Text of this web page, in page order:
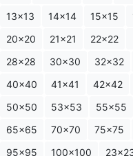
13x13
14x14 15x15
20x20
21x21 22x22
28x28
30x30 32x32
40x40
41x41 42x42
50x50
53x53 55x55
65x65
70x70 75x75
95x95
100x100